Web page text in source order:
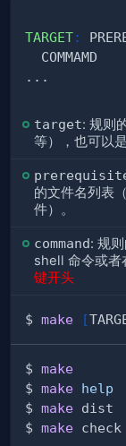
TARGET:
target: 规则
等），也可以
的文件名列表
件）。
command: 规
shell 命令或者
键开头
$ make [
$ make
$ make help
$ make
$ make